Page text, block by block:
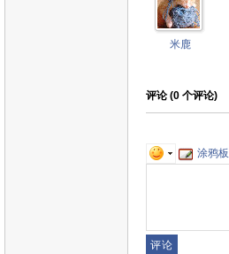
米鹿
评论 (0 个评论)
涂鸦板